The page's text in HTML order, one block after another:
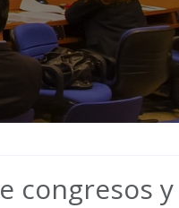
congresos